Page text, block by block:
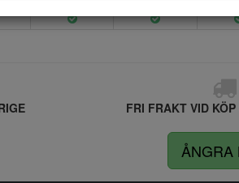
FRI FRAKT VID
ÅNGRA